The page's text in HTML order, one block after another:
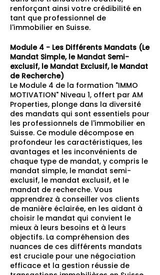
renforçant ainsi votre crédibilité en
tant que professionnel de
l'immobilier en Suisse.
Module 4 - Les Différents Mandats (Le
Mandat Simple, le Mandat Semi-
exclusif, le Mandat Exclusif, le Mandat
de Recherche)
Le Module 4 de la formation "IMMO
MOTIVATION" Niveau 1, offert par AM
Properties, plonge dans la diversité
des mandats qui sont essentiels pour
les professionnels de l'immobilier en
Suisse. Ce module décompose en
profondeur les caractéristiques, les
avantages et les inconvénients de
chaque type de mandat, y compris le
mandat simple, le mandat semi-
exclusif, le mandat exclusif, et le
mandat de recherche. Vous
apprendrez à conseiller vos clients
de manière éclairée, en les aidant à
choisir le mandat qui convient le
mieux à leurs besoins et à leurs
objectifs. La compréhension des
nuances de ces différents mandats
est cruciale pour une négociation
efficace et la gestion réussie de